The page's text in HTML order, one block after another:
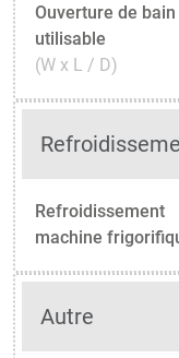
Ouverture de bain
utilisable
(W x L / D)
Refroidissement
machine
Autre